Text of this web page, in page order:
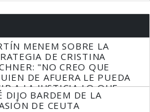
MENEM SOBRE LA
DE CRISTINA
"NO CREO QUE
DE AFUERA LE PUEDA
A LA JUSTICIA LO QUE
QUE HACER"
DIJO BARDEM DE LA
DE CEUTA